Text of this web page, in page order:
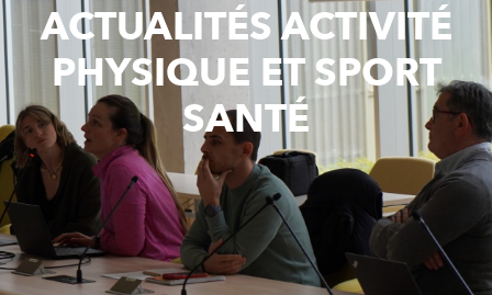
ACTUALITÉS ACTIVITÉ
PHYSIQUE ET SPORT
SANTÉ